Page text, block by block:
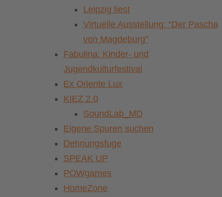
Leipzig liest
Virtuelle Ausstellung: “Der Pascha
von Magdeburg”
Fabulina: Kinder- und
Jugendkulturfestival
Ex Oriente Lux
KIEZ 2.0
SoundLab_MD
Eigene Spuren suchen
Dehnungsfuge
SPEAK UP
POWgames
HomeZone